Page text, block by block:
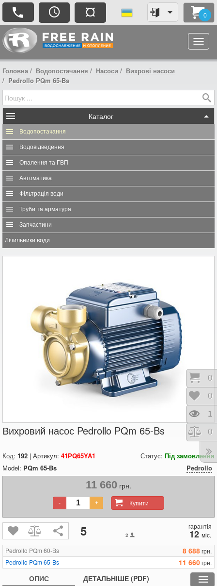
¤ 0
Головна Водопостачання Насоси
Вихрові насоси
Pedrollo PQm 65-Bs
Каталог
Водопостачання
Водовідведення
Опалення та ГВП
Автоматика
Фільтрація води
Труби та арматура
Запчастини
Лічильники води
Вихровий насос Pedrollo PQm 65-Bs
Код: 192 | Артикул: 41PQ65YA1 Статус: Під замовлення
Model: PQm 65-Bs Pedrollo
11 660 грн.
Купити
- +
5 2
гарантія
12 міс.
Pedrollo PQm 60-Bs
8 688грн.
Pedrollo PQm 65-Bs
11 660грн.
ОПИС ДЕТАЛЬНІШЕ (PDF)
0
0
1
0